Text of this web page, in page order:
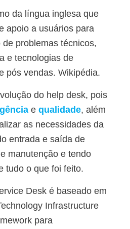
da língua inglesa que
apoio a usuários para
problemas técnicos,
e tecnologias de
pós vendas. Wikipédia.
do help desk, pois
e qualidade, além
as necessidades da
entrada e saída de
manutenção e tendo
tudo o que foi feito.
Desk é baseado em
Infrastructure
para